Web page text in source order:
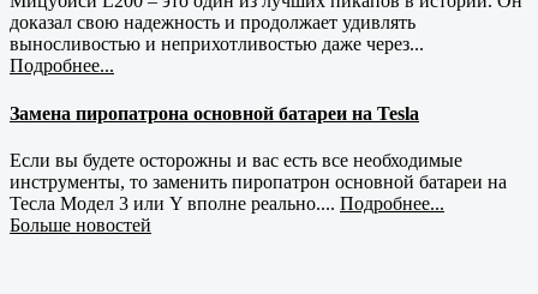
доказал свою надежность и продолжает удивлять
выносливостью и неприхотливостью даже через...
Подробнее...
Замена пиропатрона основной батареи на Tesla
Если вы будете осторожны и вас есть все необходимые
инструменты, то заменить пиропатрон основной батареи на
Тесла Модел 3 или Y вполне реально.... Подробнее...
Больше новостей